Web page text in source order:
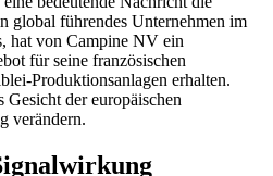
global führendes Unternehmen im
hat von Campine NV ein
für seine französischen
Produktionsanlagen erhalten.
der europäischen
verändern.